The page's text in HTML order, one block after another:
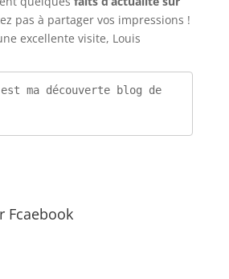
pas à partager vos impressions !
excellente visite, Louis
ma découverte blog de
Fcaebook